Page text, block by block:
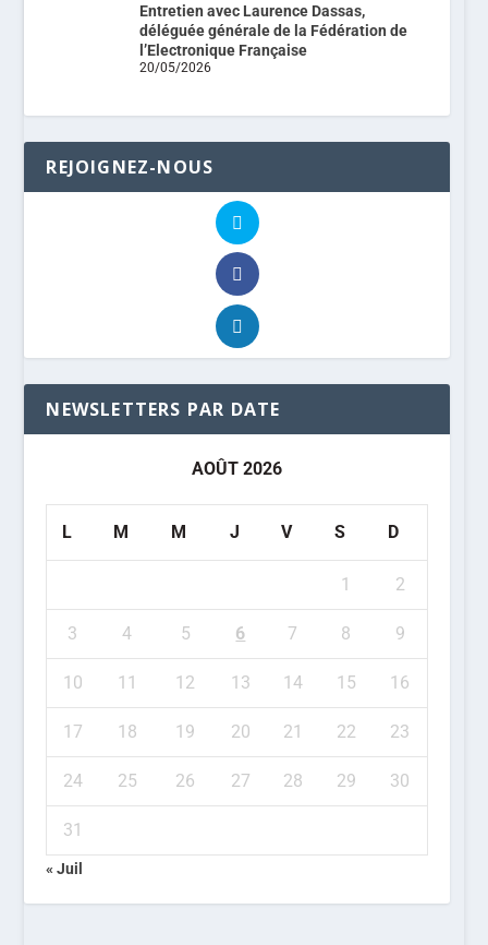
Entretien avec Laurence Dassas,
déléguée générale de la Fédération de
l’Electronique Française
20/05/2026
REJOIGNEZ-NOUS
NEWSLETTERS PAR DATE
AOÛT 2026
L M M J V S D
1 2
3 4 5 6 7 8 9
10 11 12 13 14 15 16
17 18 19 20 21 22 23
24 25 26 27 28 29 30
31
« Juil